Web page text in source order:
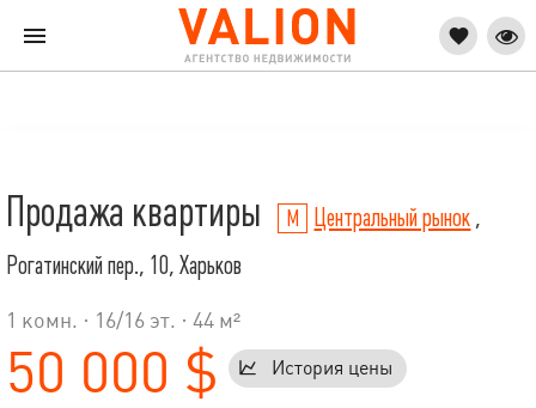
Продажа квартиры Центральный рынок ,
Рогатинский пер., 10, Харьков
1 комн. · 16/16 эт. · 44 м²
50 000 $ История цены